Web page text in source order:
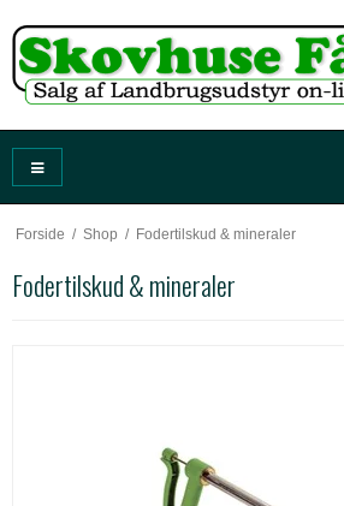
Forside / Shop / Fodertilskud & mineraler
Fodertilskud & mineraler